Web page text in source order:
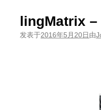
lingMatrix –
发表于2016年5月20日由